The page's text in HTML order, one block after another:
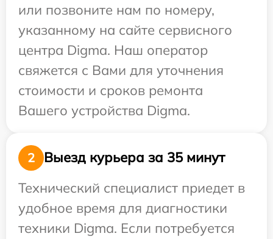
или позвоните нам по номеру,
указанному на сайте сервисного
центра Digma. Наш оператор
свяжется с Вами для уточнения
стоимости и сроков ремонта
Вашего устройства Digma.
2
Выезд курьера за 35 минут
Технический специалист приедет в
удобное время для диагностики
техники Digma. Если потребуется